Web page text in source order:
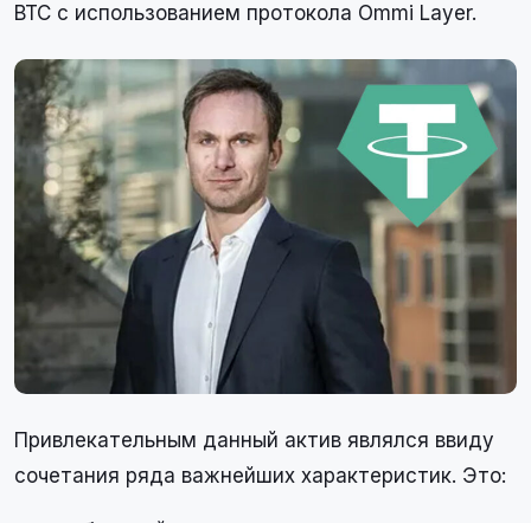
BTC с использованием протокола Ommi Layer.
Привлекательным данный актив являлся ввиду
сочетания ряда важнейших характеристик. Это: